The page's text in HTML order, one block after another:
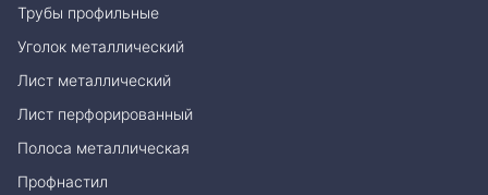
Трубы профильные
Уголок металлический
Лист металлический
Лист перфорированный
Полоса металлическая
Профнастил